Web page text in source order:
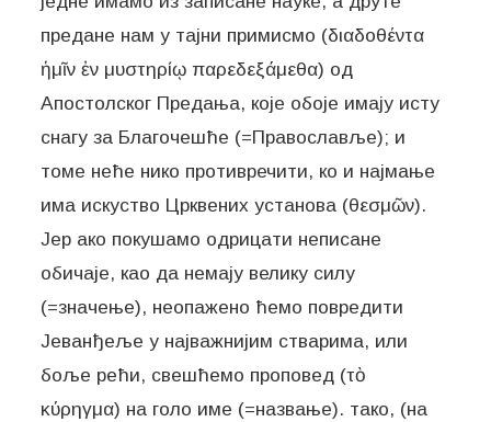
предане нам у тајни примисмо (διαδοθέντα
ἡμῖν ἐν μυστηρίῳ παρεδεξάμεθα) од
Апостолског Предања, које обоје имају исту
снагу за Благочешће (=Православље); и
томе неће нико противречити, ко и најмање
има искуство Црквених установа (θεσμῶν).
Јер ако покушамо одрицати неписане
обичаје, као да немају велику силу
(=значење), неопажено ћемо повредити
Јеванђеље у најважнијим стварима, или
боље рећи, свешћемо проповед (τὸ
κύρηγμα) на голо име (=назвање). тако, (на